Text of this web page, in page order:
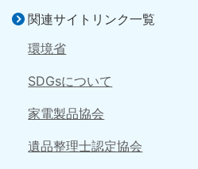
鳥取県
050-1881-5156
9:00〜19:00 年中無休
四国
関連サイトリンク一覧
環境省
SDGsについて
家電製品協会
遺品整理士認定協会